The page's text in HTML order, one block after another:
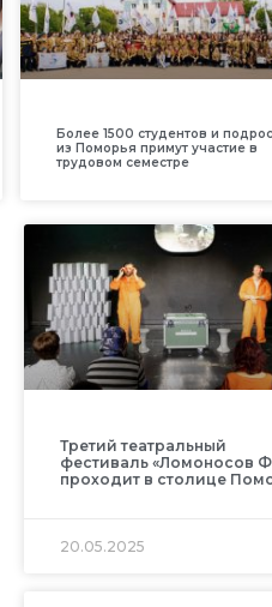
Более 1500 студентов и
из Поморья примут участие в
трудовом семестре
Третий театральный
фестиваль «Ломоносов
проходит в столице
20.05.2025